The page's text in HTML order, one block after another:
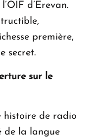
d’Erevan.
première,
secret.
sur le
histoire de radio
de la langue